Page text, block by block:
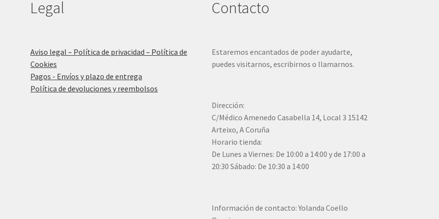
Legal
Aviso legal – Política de privacidad – Política de
Cookies
Pagos - Envíos y plazo de entrega
Política de devoluciones y reembolsos
Contacto
Estaremos encantados de poder ayudarte,
puedes visitarnos, escribirnos o llamarnos.
Dirección:
C/Médico Amenedo Casabella 14, Local 3 15142
Arteixo, A Coruña
Horario tienda:
De Lunes a Viernes: De 10:00 a 14:00 y de 17:00 a
20:30 Sábado: De 10:30 a 14:00
Información de contacto: Yolanda Coello